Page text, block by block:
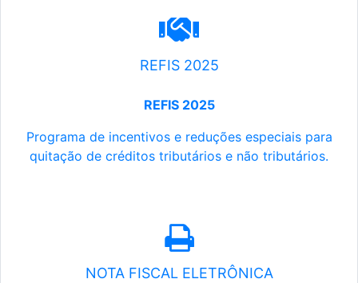
REFIS 2025
REFIS 2025
Programa de incentivos e reduções especiais para
quitação de créditos tributários e não tributários.
NOTA FISCAL ELETRÔNICA